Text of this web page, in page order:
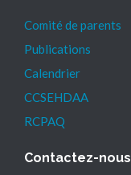
Comité de parents
Publications
Calendrier
CCSEHDAA
RCPAQ
Contactez-nous